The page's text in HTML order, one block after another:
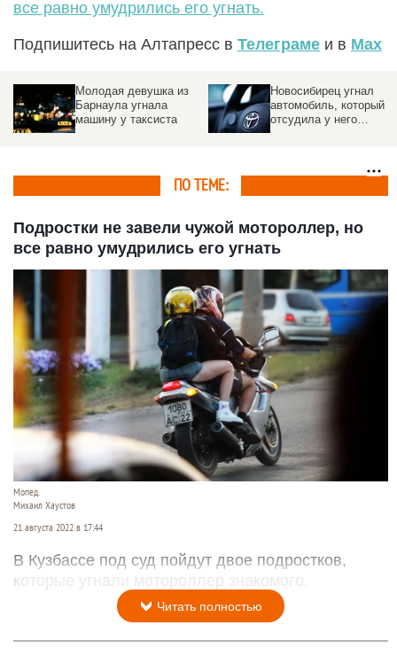
все равно умудрились его угнать.
Подпишитесь на Алтапресс в Телеграме и в Max
Новосибирец угнал
автомобиль, который
отсудила у него
Лихой россиянин угнал
автомобиль, чтобы
догнать свой поезд
ПО ТЕМЕ:
Подростки не завели чужой мотороллер, но
все равно умудрились его угнать
Мопед.
Михаил Хаустов
21 августа 2022 в 17:44
В Кузбассе под суд пойдут двое подростков,
которые угнали мотороллер знакомого.
Читать полностью